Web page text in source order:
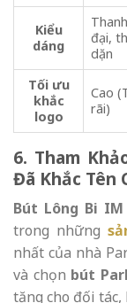
Kiểu
dáng
đại,
dặn
Tối ưu
khắc
logo
Cao
rãi)
6. Tham
Đã Khắc Tên
Bút Lông Bi IM
trong những
nhất của nhà
và chọn bút
tặng cho đối